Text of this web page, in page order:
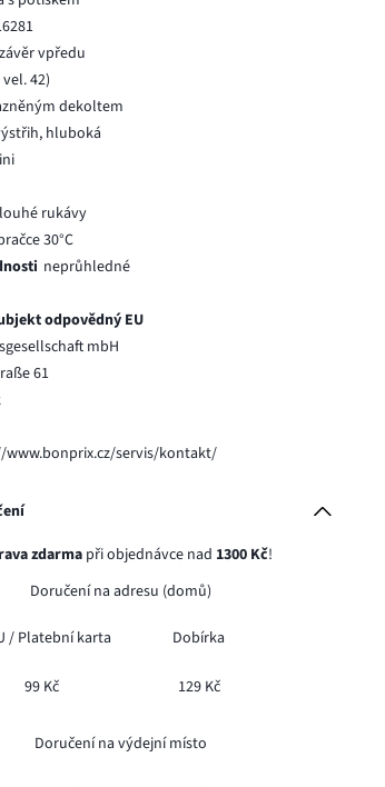
vpředu
42)
dekoltem
hluboká
rukávy
30°C
neprůhledné
odpovědný EU
mbH
61
servis/kontakt/
zdarmapři objednávce nad 1300 Kč!
Doručení na adresu (domů)
/Platební karta Dobírka
99 Kč 129 Kč
Doručení na výdejní místo